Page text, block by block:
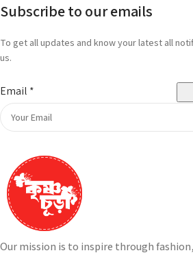
Subscribe to our emails
To get all updates and know your latest all
us.
Email *
Our mission is to inspire through